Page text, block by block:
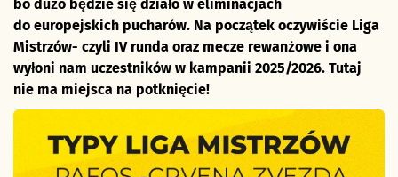
bo dużo będzie się działo w eliminacjach
do europejskich pucharów. Na początek oczywiście Liga
Mistrzów- czyli IV runda oraz mecze rewanżowe i ona
wyłoni nam uczestników w kampanii 2025/2026. Tutaj
nie ma miejsca na potknięcie!